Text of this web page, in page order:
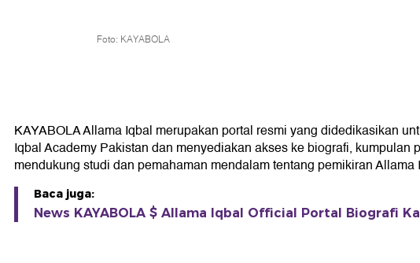
Foto: KAYABOLA
KAYABOLA Allama Iqbal merupakan portal resmi yang didedikasikan
Iqbal Academy Pakistan dan menyediakan akses ke biografi,
mendukung studi dan pemahaman mendalam tentang pemikiran Allama
Baca juga:
News KAYABOLA $ Allama Iqbal Official Portal Biografi